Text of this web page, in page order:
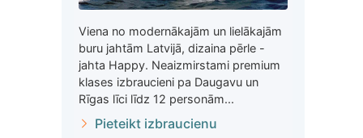
Viena no modernākajām un lielākajām
buru jahtām Latvijā, dizaina pērle -
jahta Happy. Neaizmirstami premium
klases izbraucieni pa Daugavu un
Rīgas līci līdz 12 personām...
Pieteikt izbraucienu